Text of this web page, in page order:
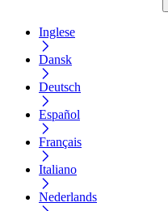
Inglese
Dansk
Deutsch
Español
Français
Italiano
Nederlands